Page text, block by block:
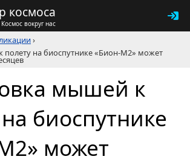
космоса
Космос вокруг нас
›
полету на биоспутнике «Бион-М2» может
мышей к
биоспутнике
может